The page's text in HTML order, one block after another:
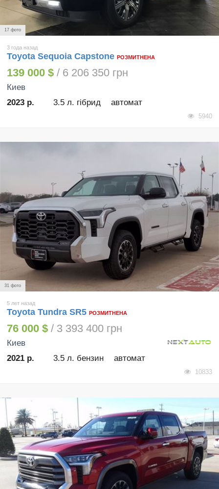
17 фото
3 года назад
Toyota Sequoia Capstone РОЗМИТНЕНА
139 000 $ / 6 206 350 грн
Киев
2023 р.
3.5 л. гібрид автомат
5940
31 фото
5 лет назад
Toyota Tundra SR5 РОЗМИТНЕНА
76 000 $ / 3 393 400 грн
Киев
2021 р.
3.5 л. бензин автомат
10833